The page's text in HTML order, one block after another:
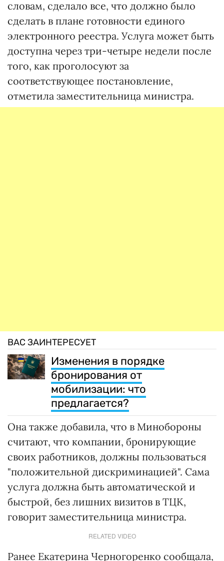
словам, сделало все, что должно было
сделать в плане готовности единого
электронного реестра. Услуга может быть
доступна через три-четыре недели после
того, как проголосуют за
соответствующее постановление,
отметила заместительница министра.
ВАС ЗАИНТЕРЕСУЕТ
Изменения в порядке
бронирования от
мобилизации: что
предлагается?
Она также добавила, что в Минобороны
считают, что компании, бронирующие
своих работников, должны пользоваться
"положительной дискриминацией". Сама
услуга должна быть автоматической и
быстрой, без лишних визитов в ТЦК,
говорит заместительница министра.
RELATED VIDEO
Ранее Екатерина Черногоренко сообщала,